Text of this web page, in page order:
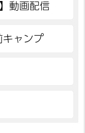
動画配信
キャンプ